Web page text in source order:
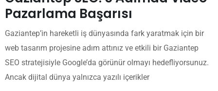
Pazarlama Başarısı
Gaziantep’in hareketli iş dünyasında fark yaratmak için bir
web tasarım projesine adım attınız ve etkili bir Gaziantep
SEO stratejisiyle Google’da görünür olmayı hedefliyorsunuz.
Ancak dijital dünya yalnızca yazılı içerikler